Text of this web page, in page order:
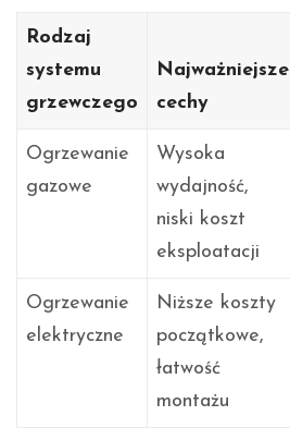
Rodzaj
systemu
grzewczego
Najważniejsze
cechy
Ogrzewanie
gazowe
Wysoka
wydajność,
niski koszt
eksploatacji
Ogrzewanie
elektryczne
Niższe koszty
początkowe,
łatwość
montażu